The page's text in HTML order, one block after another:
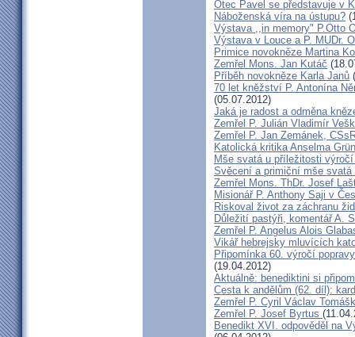
Otec Pavel se představuje v
Náboženská víra na ústupu?
Výstava ,,in memory" P.Otto
Výstava v Louce a P. MUDr.
Primice novokněze Martina
Zemřel Mons. Jan Kutáč
Příběh novokněze Karla Janů
70 let kněžství P. Antonína
(05.07.2012)
Jaká je radost a odměna
Zemřel P. Julián Vladimír
Zemřel P. Jan Zemánek,
Katolická kritika Anselma
Mše svatá u příležitosti
Svěcení a primiční mše
Zemřel Mons. ThDr. Josef
Misionář P. Anthony Saji v
Riskoval život za záchranu
Důležití pastýři, komentář A.
Zemřel P. Angelus Alois
Vikář hebrejsky mluvících
Připomínka 60. výročí
(19.04.2012)
Aktuálně: benediktini si
Cesta k andělům (62. díl):
Zemřel P. Cyril Václav
Zemřel P. Josef Byrtus
Benedikt XVI. odpověděl na